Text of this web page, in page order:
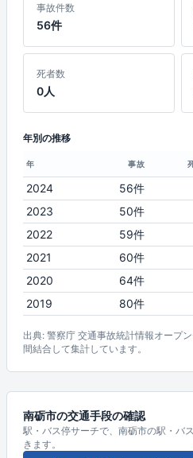
事故件数
56件
死者数
0人
年別の推移
年 事故
2024 56件
2023
50件
2022
59件
2021
60件
2020
64件
2019
80件
出典: 警察庁 交通事故統計情報オープ
間結合して集計しています。
南砺市の交通手段の確認
駅・バス停サーチで、南砺市の駅・バ
きます。